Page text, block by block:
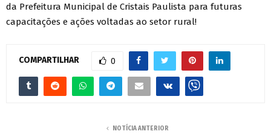
da Prefeitura Municipal de Cristais Paulista para futuras
capacitações e ações voltadas ao setor rural!
COMPARTILHAR 0
NOTÍCIA ANTERIOR